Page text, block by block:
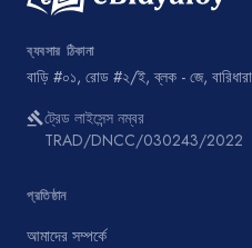
ব্যবসার ঠিকানা
বাড়ি #০১, রোড #২/ই, ব্লক - জে,
gavelট্রেড লাইসেন্স নম্বর
TRAD/DNCC/030243/2022
প্রতিষ্ঠান
আমাদের সম্পর্কে